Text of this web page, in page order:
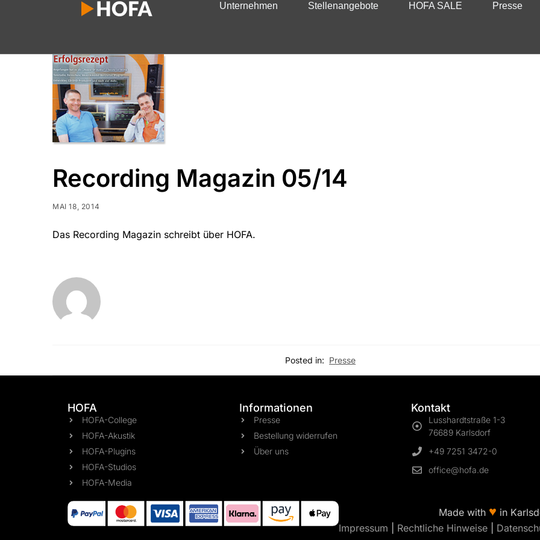
Unternehmen Stellenangebote HOFA SALE Presse
Recording Magazin 05/14
MAI 18, 2014
Das Recording Magazin schreibt über HOFA.
Posted in: Presse
HOFA
HOFA-College
HOFA-Akustik
HOFA-Plugins
HOFA-Studios
HOFA-Media
Informationen
Presse
Bestellung widerrufen
Über uns
Kontakt
Lusshardtstraße 1-3
76689 Karlsdorf
+49 7251 3472-0
office@hofa.de
Made with ♥ in
Impressum
Rechtliche Hinweise